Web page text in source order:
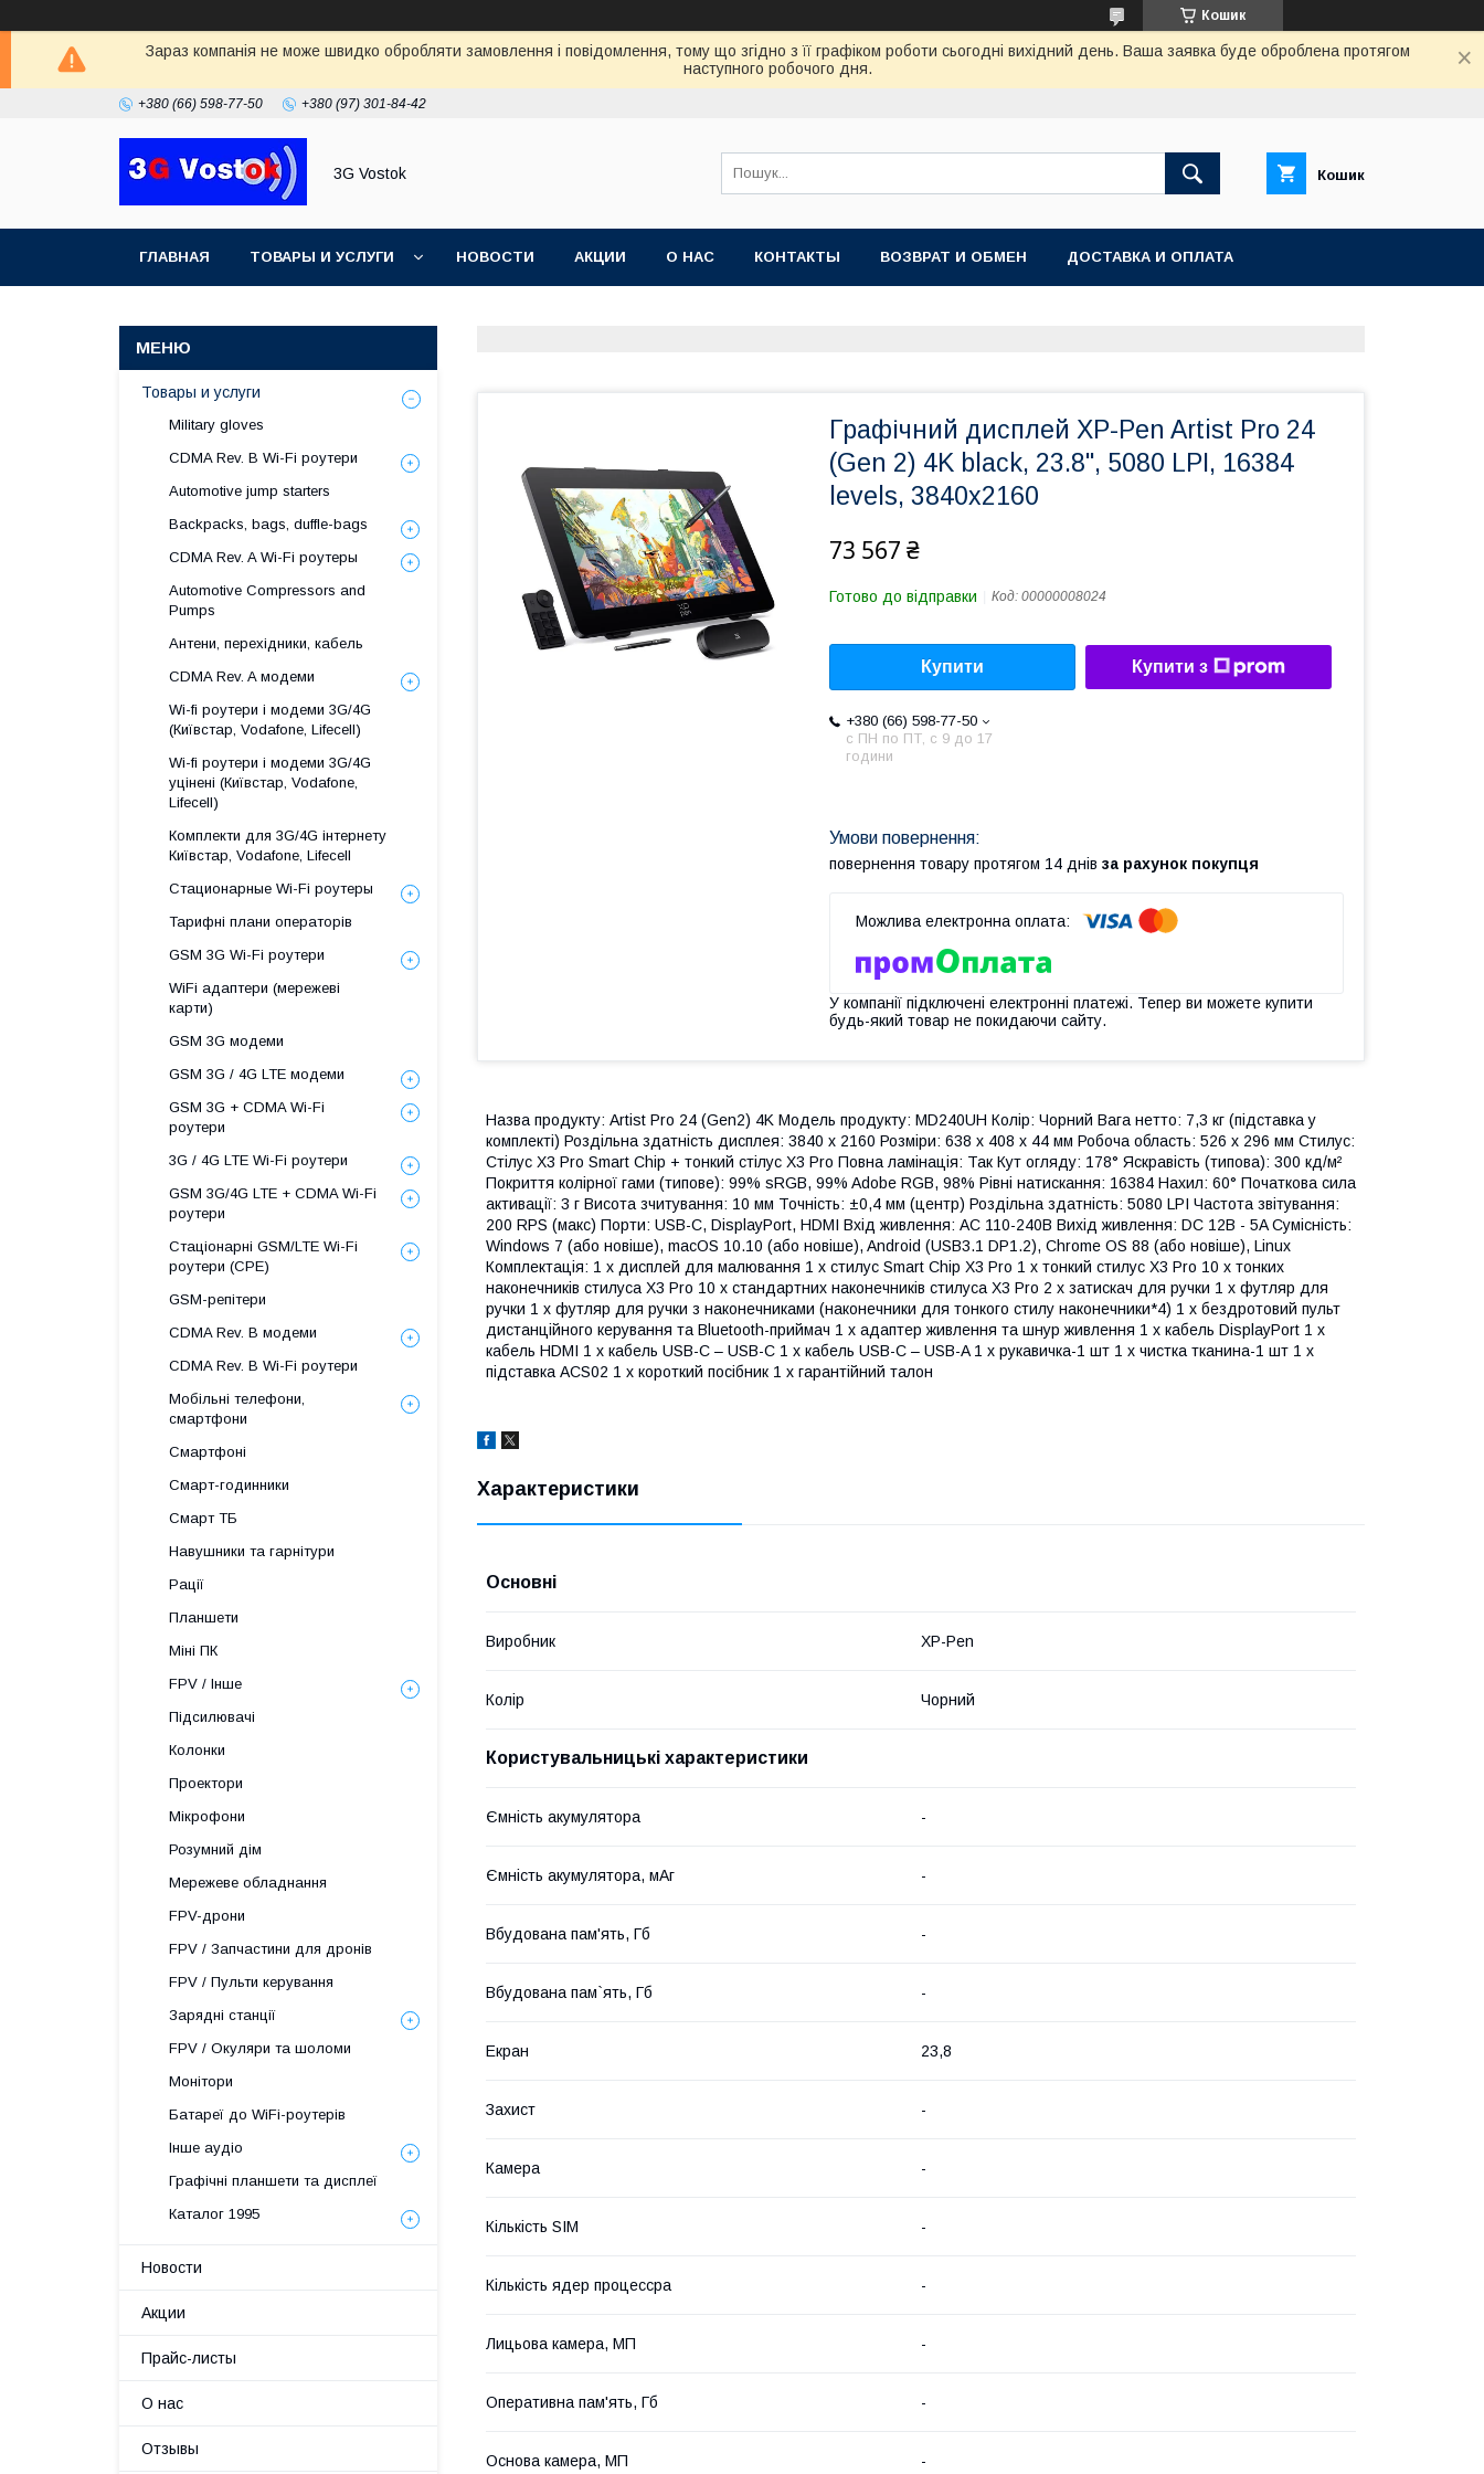
Кошик
Зараз компанія не може швидко обробляти замовлення і повідомлення, тому що згідно з її графіком роботи сьогодні вихідний день. Ваша заявка буде оброблена протягом
наступного робочого дня.
+380 (66) 598-77-50 +380 (97) 301-84-42
3G Vostok Кошик
ГЛАВНАЯ ТОВАРЫ И УСЛУГИ НОВОСТИ АКЦИИ О НАС КОНТАКТЫ ВОЗВРАТ И ОБМЕН ДОСТАВКА И ОПЛАТА
Графічний дисплей XP-Pen Artist Pro 24
(Gen 2) 4K black, 23.8", 5080 LPI, 16384
levels, 3840x2160
73 567 ₴
Готово до відправки Код: 00000008024
Купити Купити з
+380 (66) 598-77-50
с ПН по ПТ, с 9 до 17
години
повернення товару протягом 14 днів за рахунок покупця
У компанії підключені електронні платежі. Тепер ви можете купити
будь-який товар не покидаючи сайту.
Назва продукту: Artist Pro 24 (Gen2) 4K Модель продукту: MD240UH Колір: Чорний Вага нетто: 7,3 кг (підставка у
комплекті) Роздільна здатність дисплея: 3840 х 2160 Розміри: 638 х 408 х 44 мм Робоча область: 526 х 296 мм Стилус:
Стілус X3 Pro Smart Chip + тонкий стілус X3 Pro Повна ламінація: Так Кут огляду: 178° Яскравість (типова): 300 кд/м²
Покриття колірної гами (типове): 99% sRGB, 99% Adobe RGB, 98% Рівні натискання: 16384 Нахил: 60° Початкова сила
активації: 3 г Висота зчитування: 10 мм Точність: ±0,4 мм (центр) Роздільна здатність: 5080 LPI Частота звітування:
200 RPS (макс) Порти: USB-C, DisplayPort, HDMI Вхід живлення: AC 110-240В Вихід живлення: DC 12В - 5A Сумісність:
Windows 7 (або новіше), macOS 10.10 (або новіше), Android (USB3.1 DP1.2), Chrome OS 88 (або новіше), Linux
Комплектація: 1 x дисплей для малювання 1 x стилус Smart Chip X3 Pro 1 x тонкий стилус X3 Pro 10 x тонких
наконечників стилуса X3 Pro 10 x стандартних наконечників стилуса X3 Pro 2 x затискач для ручки 1 x футляр для
ручки 1 x футляр для ручки з наконечниками (наконечники для тонкого стилу наконечники*4) 1 x бездротовий пульт
дистанційного керування та Bluetooth-приймач 1 x адаптер живлення та шнур живлення 1 x кабель DisplayPort 1 x
кабель HDMI 1 x кабель USB-C – USB-C 1 x кабель USB-C – USB-A 1 x рукавичка-1 шт 1 x чистка тканина-1 шт 1 x
підставка ACS02 1 x короткий посібник 1 x гарантійний талон
Характеристики
Основні
Виробник XP-Pen
Колір Чорний
Користувальницькі характеристики
Ємність акумулятора -
Ємність акумулятора, мАг -
Вбудована пам'ять, Гб -
Вбудована пам`ять, Гб -
Екран 23,8
Захист -
Камера -
Кількість SIM -
Кількість ядер процессра -
Лицьова камера, МП -
Оперативна пам'ять, Гб -
Основа камера, МП -
Товары и услуги
Military gloves
CDMA Rev. B Wi-Fi роутери
Automotive jump starters
Backpacks, bags, duffle-bags
CDMA Rev. A Wi-Fi роутеры
Automotive Compressors and
Pumps
Антени, перехідники, кабель
CDMA Rev. A модеми
Wi-fi роутери і модеми 3G/4G
(Київстар, Vodafone, Lifecell)
Wi-fi роутери і модеми 3G/4G
уцінені (Київстар, Vodafone,
Lifecell)
Комплекти для 3G/4G інтернету
Київстар, Vodafone, Lifecell
Стационарные Wi-Fi роутеры
Тарифні плани операторів
GSM 3G Wi-Fi роутери
WiFi адаптери (мережеві
карти)
GSM 3G модеми
GSM 3G / 4G LTE модеми
GSM 3G + CDMA Wi-Fi
роутери
3G / 4G LTE Wi-Fi роутери
GSM 3G/4G LTE + CDMA Wi-Fi
роутери
Стаціонарні GSM/LTE Wi-Fi
роутери (CPE)
GSM-репітери
CDMA Rev. B модеми
CDMA Rev. B Wi-Fi роутери
Мобільні телефони,
смартфони
Смартфоні
Смарт-годинники
Смарт ТБ
Навушники та гарнітури
Рації
Планшети
Міні ПК
FPV / Інше
Підсилювачі
Колонки
Проектори
Мікрофони
Розумний дім
Мережеве обладнання
FPV-дрони
FPV / Запчастини для дронів
FPV / Пульти керування
Зарядні станції
FPV / Окуляри та шоломи
Монітори
Батареї до WiFi-роутерів
Інше аудіо
Графічні планшети та дисплеї
Каталог 1995
Новости
Акции
Прайс-листы
О нас
Отзывы